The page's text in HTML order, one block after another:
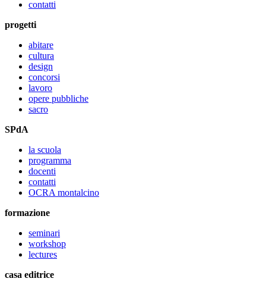
contatti
progetti
abitare
cultura
design
concorsi
lavoro
opere pubbliche
sacro
SPdA
la scuola
programma
docenti
contatti
OCRA montalcino
formazione
seminari
workshop
lectures
casa editrice